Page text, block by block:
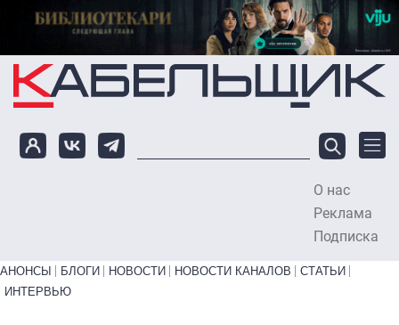
Перейти к основному содержанию
О нас
Реклама
Подписка
Primary links bottom
АНОНСЫ БЛОГИ НОВОСТИ НОВОСТИ КАНАЛОВ
СТАТЬИ
ИНТЕРВЬЮ